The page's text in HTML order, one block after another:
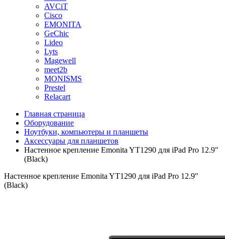
AVCiT
Cisco
EMONITA
GeChic
Lideo
Lyts
Magewell
meet2b
MONISMS
Prestel
Relacart
Главная страница
Оборудование
Ноутбуки, компьютеры и планшеты
Аксессуары для планшетов
Настенное крепление Emonita YT1290 для iPad Pro 12.9"
(Black)
Настенное крепление Emonita YT1290 для iPad Pro 12.9"
(Black)